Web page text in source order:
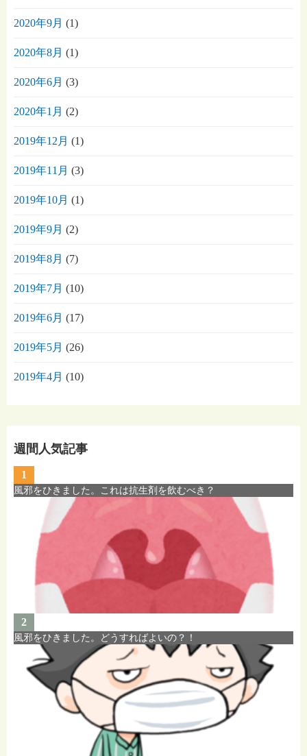
2020年9月 (1)
2020年8月 (1)
2020年6月 (3)
2020年1月 (2)
2019年12月 (1)
2019年11月 (3)
2019年10月 (1)
2019年9月 (2)
2019年8月 (7)
2019年7月 (10)
2019年6月 (17)
2019年5月 (26)
2019年4月 (10)
週間人気記事
1
風邪をひきました。これは抗生剤を飲むべき？
2
風邪をひきました。どうすればよいの？！